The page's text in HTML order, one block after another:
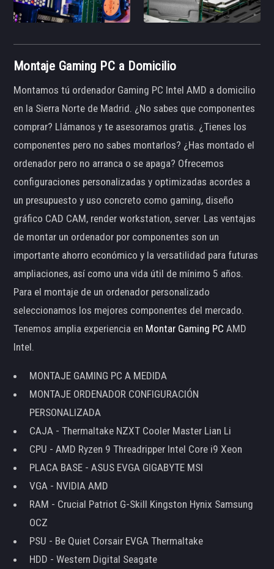
Montaje Gaming PC a Domicilio
Montamos tú ordenador Gaming PC Intel AMD a domicilio
en la Sierra Norte de Madrid. ¿No sabes que componentes
comprar? Llámanos y te asesoramos gratis. ¿Tienes los
componentes pero no sabes montarlos? ¿Has montado el
ordenador pero no arranca o se apaga? Ofrecemos
configuraciones personalizadas y optimizadas acordes a
un presupuesto y uso concreto como gaming, diseño
gráfico CAD CAM, render workstation, server. Las ventajas
de montar un ordenador por componentes son un
importante ahorro económico y la versatilidad para futuras
ampliaciones, así como una vida útil de mínimo 5 años.
Para el montaje de un ordenador personalizado
seleccionamos los mejores componentes del mercado.
Tenemos amplia experiencia en Montar Gaming PC AMD
Intel.
MONTAJE GAMING PC A MEDIDA
MONTAJE ORDENADOR CONFIGURACIÓN
PERSONALIZADA
CAJA - Thermaltake NZXT Cooler Master Lian Li
CPU - AMD Ryzen 9 Threadripper Intel Core i9 Xeon
PLACA BASE - ASUS EVGA GIGABYTE MSI
VGA - NVIDIA AMD
RAM - Crucial Patriot G-Skill Kingston Hynix Samsung
OCZ
PSU - Be Quiet Corsair EVGA Thermaltake
HDD - Western Digital Seagate